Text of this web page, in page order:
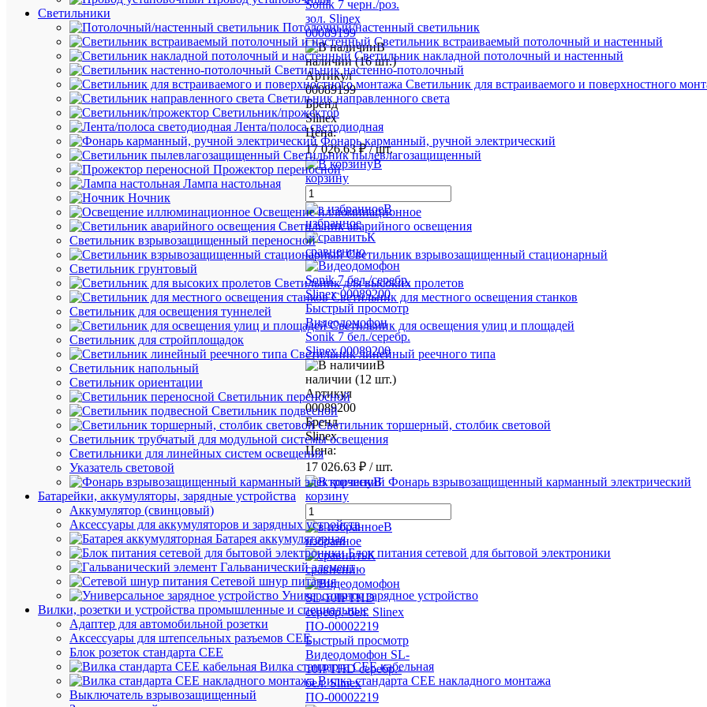
Светильники
Потолочный/настенный светильник
Светильник встраиваемый потолочный и настенный
Светильник накладной потолочный и настенный
Светильник настенно-потолочный
Светильник для встраиваемого и поверхностного
Светильник направленного света
Светильник/прожектор
Лента/полоса светодиодная
Фонарь карманный, ручной электрический
Светильник пылевлагозащищенный
Прожектор переносной
Лампа настольная
Ночник
Освещение иллюминационное
Светильник аварийного освещения
Светильник взрывозащищенный переносной
Светильник взрывозащищенный стационарный
Светильник грунтовый
Светильник для высоких пролетов
Светильник для местного освещения станков
Светильник для освещения туннелей
Светильник для освещения улиц и площадей
Светильник для стройплощадок
Светильник линейный реечного типа
Светильник напольный
Светильник ориентации
Светильник переносной
Светильник подвесной
Светильник торшерный, столбик световой
Светильник трубчатый для модульной системы освещения
Светильники для линейных систем освещения
Указатель световой
Фонарь взрывозащищенный карманный электрический
Батарейки, аккумуляторы, зарядные устройства
Аккумулятор (свинцовый)
Аксессуары для аккумуляторов и зарядных устройств
Батарея аккумуляторная
Блок питания сетевой для бытовой электроники
Гальванический элемент
Сетевой шнур питания
Универсальное зарядное устройство
Вилки, розетки и устройства промышленные и специальные
Адаптер для автомобильной розетки
Аксессуары для штепсельных разъемов CEE
Блок розеток стандарта CEE
Вилка стандарта CEE кабельная
Вилка стандарта CEE накладного монтажа
Выключатель взрывозащищенный
Sonik 7 черн./роз.
зол. Slinex
00089199
В
наличии (16 шт.)
Артикул
00089199
Бренд
Slinex
Цена:
17 026.63 ₽/ шт.
В
корзину
В
избранное
К
сравнению
Быстрый просмотр
Видеодомофон
Sonik 7 бел./серебр.
Slinex 00089200
В
наличии (12 шт.)
Артикул
00089200
Бренд
Slinex
Цена:
17 026.63 ₽ / шт.
В
корзину
В
избранное
К
сравнению
Быстрый просмотр
Видеодомофон SL-
10IPTHD серебр.-
бел. Slinex
ПО-00002219